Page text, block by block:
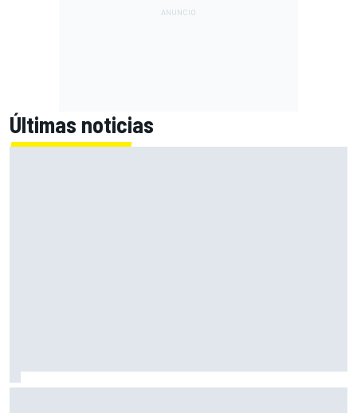
Últimas noticias